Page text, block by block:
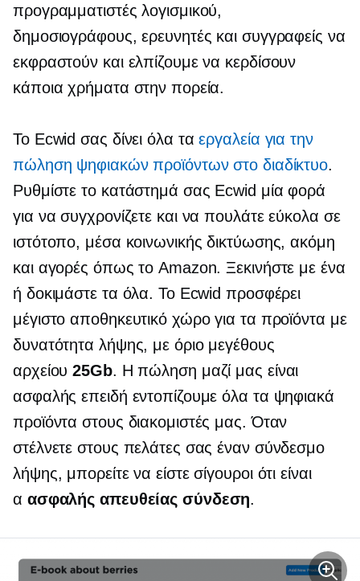
προγραμματιστές λογισμικού,
δημοσιογράφους, ερευνητές και συγγραφείς να
εκφραστούν και ελπίζουμε να κερδίσουν
κάποια χρήματα στην πορεία.
Το Ecwid σας δίνει όλα ταεργαλεία για την
πώληση ψηφιακών προϊόντων στο διαδίκτυο.
Ρυθμίστε το κατάστημά σας Ecwid μία φορά
για να συγχρονίζετε και να πουλάτε εύκολα σε
ιστότοπο, μέσα κοινωνικής δικτύωσης, ακόμη
και αγορές όπως το Amazon. Ξεκινήστε με ένα
ή δοκιμάστε τα όλα. Το Ecwid προσφέρει
μέγιστο αποθηκευτικό χώρο για τα προϊόντα με
δυνατότητα λήψης, με όριο μεγέθους
αρχείου25Gb. Η πώληση μαζί μας είναι
ασφαλής επειδή εντοπίζουμε όλα τα ψηφιακά
προϊόντα στους διακομιστές μας. Όταν
στέλνετε στους πελάτες σας έναν σύνδεσμο
λήψης, μπορείτε να είστε σίγουροι ότι είναι
α ασφαλής απευθείας σύνδεση.